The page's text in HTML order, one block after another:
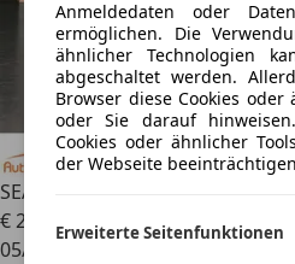
Anmeldedaten oder
ermöglichen. Die
ähnlicher Technologien
abgeschaltet werden.
Browser diese Cookies oder
oder Sie darauf
Cookies oder ähnlicher
der Webseite
Erweiterte Seitenfunktionen
SEAT Leon
€ 22.880
05/2025